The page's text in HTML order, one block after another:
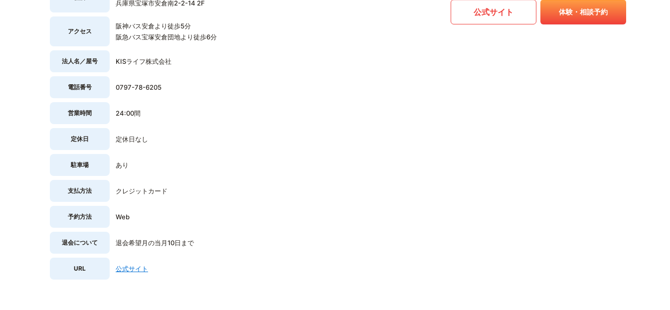
兵庫県宝塚市安倉南2-2-14 2F
アクセス
阪神バス安倉より徒歩5分
阪急バス宝塚安倉団地より徒歩6分
法人名／屋号 KISライフ株式会社
電話番号 0797-78-6205
営業時間 24:00間
定休日 定休日なし
駐車場 あり
支払方法 クレジットカード
予約方法 Web
退会について 退会希望月の当月10日まで
URL 公式サイト
公式サイト 体験・相談予約